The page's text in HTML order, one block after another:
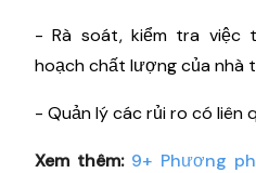
- Rà soát, kiểm tra việc
hoạch chất lượng của nhà
- Quản lý các rủi ro có liên
Xem thêm: 9+ Phương